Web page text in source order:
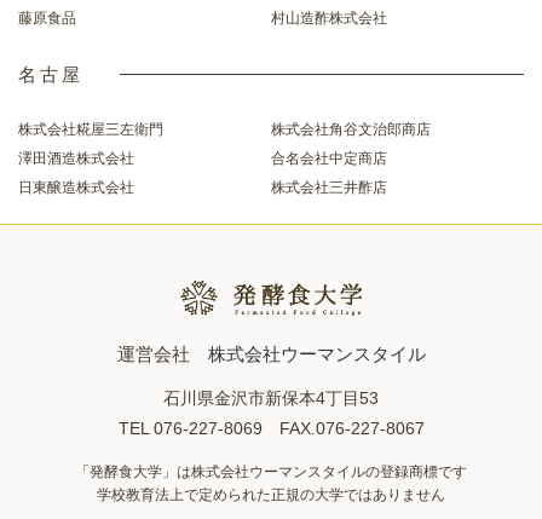
藤原食品
村山造酢株式会社
名古屋
株式会社糀屋三左衛門
株式会社角谷文治郎商店
澤田酒造株式会社
合名会社中定商店
日東醸造株式会社
株式会社三井酢店
運営会社 株式会社ウーマンスタイル
石川県金沢市新保本4丁目53
TEL 076-227-8069 FAX.076-227-8067
「発酵食大学」は株式会社ウーマンスタイルの登録商標です
学校教育法上で定められた正規の大学ではありません